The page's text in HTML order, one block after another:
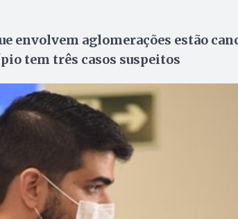
envolvem aglomerações estão
tem três casos suspeitos